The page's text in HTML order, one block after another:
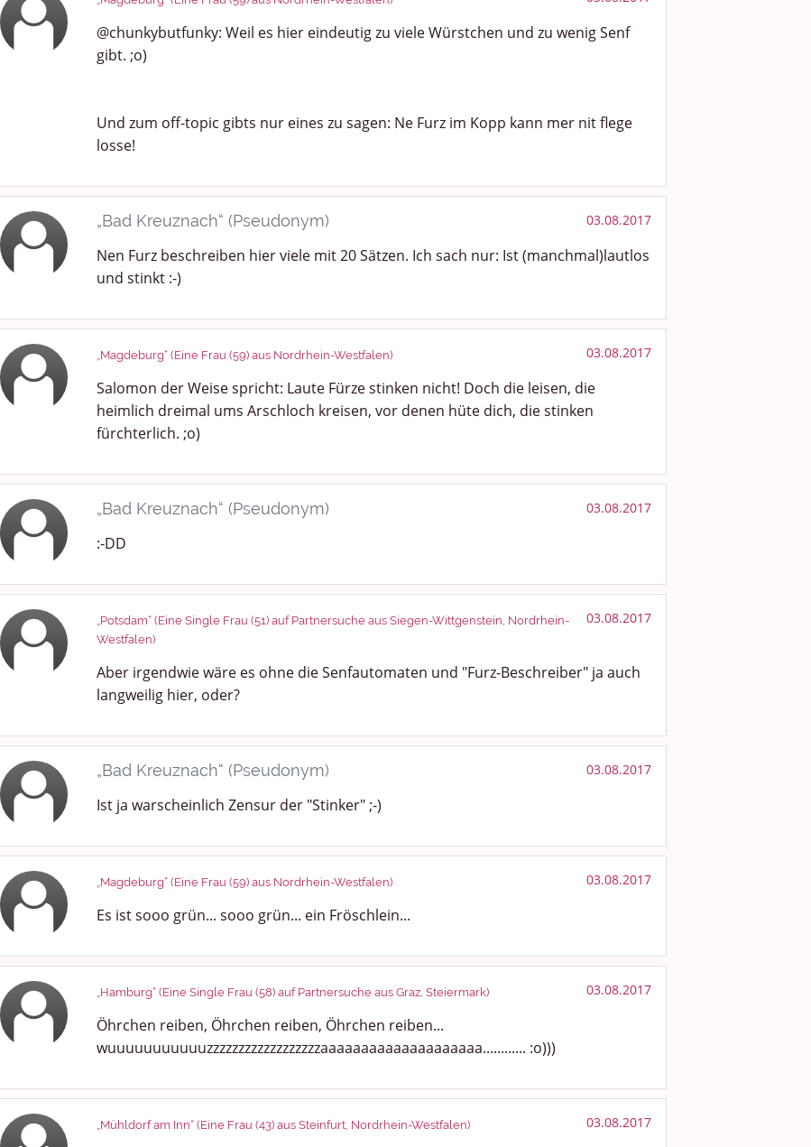
@chunkybutfunky: Weil es hier eindeutig zu viele Würstchen und zu wenig Senf
gibt. ;o)
Und zum off-topic gibts nur eines zu sagen: Ne Furz im Kopp kann mer nit flege
losse!
„Bad Kreuznach“ (Pseudonym) 03.08.2017
Nen Furz beschreiben hier viele mit 20 Sätzen. Ich sach nur: Ist (manchmal)lautlos
und stinkt :-)
„Magdeburg“ (Eine Frau (59) aus Nordrhein-Westfalen) 03.08.2017
Salomon der Weise spricht: Laute Fürze stinken nicht! Doch die leisen, die
heimlich dreimal ums Arschloch kreisen, vor denen hüte dich, die stinken
fürchterlich. ;o)
„Bad Kreuznach“ (Pseudonym) 03.08.2017
:-DD
„Potsdam“ (Eine Single Frau (51) auf Partnersuche aus Siegen-Wittgenstein, Nordrhein-
Westfalen)
03.08.2017
Aber irgendwie wäre es ohne die Senfautomaten und "Furz-Beschreiber" ja auch
langweilig hier, oder?
„Bad Kreuznach“ (Pseudonym) 03.08.2017
Ist ja warscheinlich Zensur der "Stinker" ;-)
„Magdeburg“ (Eine Frau (59) aus Nordrhein-Westfalen) 03.08.2017
Es ist sooo grün... sooo grün... ein Fröschlein...
„Hamburg“ (Eine Single Frau (58) auf Partnersuche aus Graz, Steiermark) 03.08.2017
Öhrchen reiben, Öhrchen reiben, Öhrchen reiben...
wuuuuuuuuuuuzzzzzzzzzzzzzzzzzzaaaaaaaaaaaaaaaaaaaa............ :o)))
„Mühldorf am Inn“ (Eine Frau (43) aus Steinfurt, Nordrhein-Westfalen) 03.08.2017